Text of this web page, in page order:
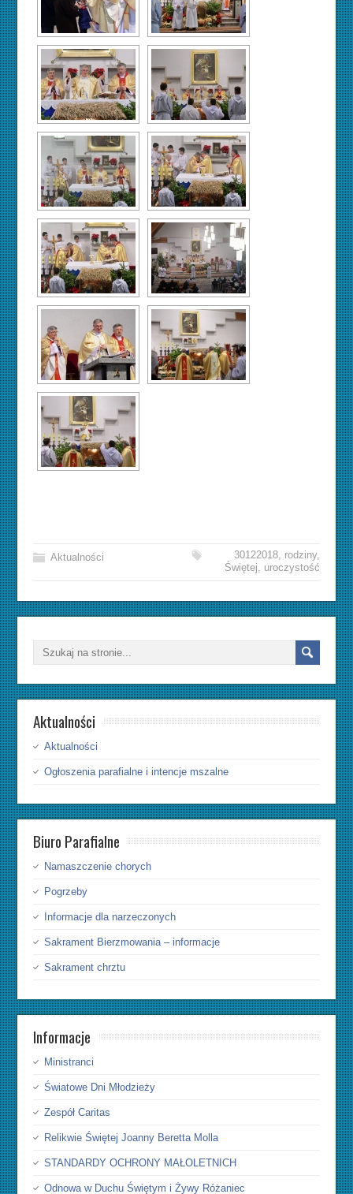
Aktualności 30122018, rodziny,
Świętej, uroczystość
Aktualności
Aktualności
Ogłoszenia parafialne i intencje mszalne
Biuro Parafialne
Namaszczenie chorych
Pogrzeby
Informacje dla narzeczonych
Sakrament Bierzmowania – informacje
Sakrament chrztu
Informacje
Ministranci
Światowe Dni Młodzieży
Zespół Caritas
Relikwie Świętej Joanny Beretta Molla
STANDARDY OCHRONY MAŁOLETNICH
Odnowa w Duchu Świętym i Żywy Różaniec